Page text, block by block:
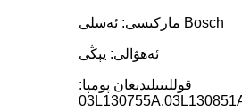
ماركىسى: ئەسلى Bosch
ئەھۋالى: يېڭى
قوللىنىلىدىغان پومپا: